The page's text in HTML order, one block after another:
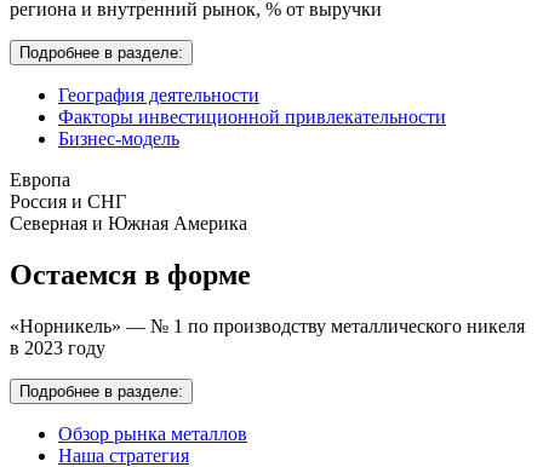
региона и внутренний рынок, % от выручки
Подробнее в разделе:
География деятельности
Факторы инвестиционной привлекательности
Бизнес-модель
Европа
Россия и СНГ
Северная и Южная Америка
Остаемся в форме
«Норникель» — № 1 по производству металлического никеля
в 2023 году
Подробнее в разделе:
Обзор рынка металлов
Наша стратегия